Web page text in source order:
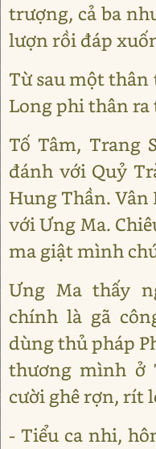
trượng, cả ba
lượn rồi đáp
Từ sau một thân
Long phi thân ra
Tố Tâm, Trang
đánh với Quỷ
Hung Thần.
với Ưng Ma.
ma giật mình
Ưng Ma thấy
chính là gã
dùng thủ pháp
thương mình ở
cười ghê rợn, rít
- Tiểu ca nhi,